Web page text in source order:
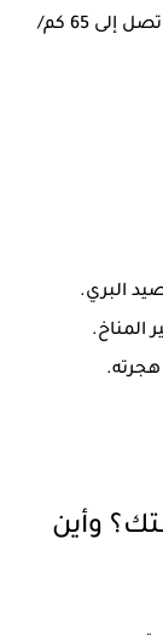
إلى
65 كم/
البري.
المناخ.
وأين